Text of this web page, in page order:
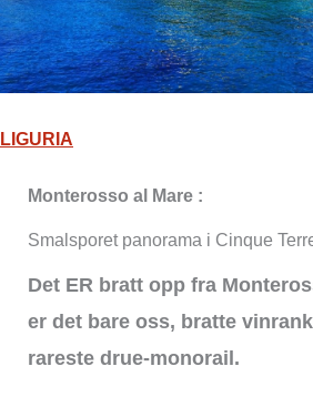
LIGURIA
Monterosso al Mare :
Smalsporet panorama i Cinque
Det ER bratt opp fra
er det bare oss, bratte
rareste drue-monorail.